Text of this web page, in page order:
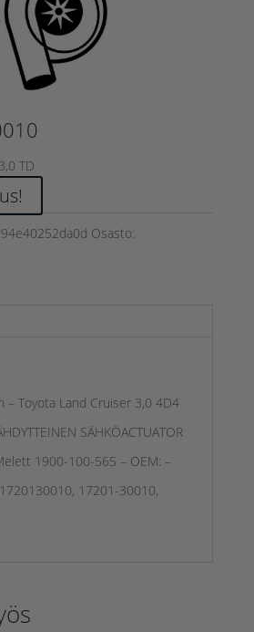
TD
94e40252da0d Osasto:
– Toyota Land Cruiser 3,0 4D4
SÄHKÖACTUATOR
1900-100-565 – OEM: –
17201-30010,